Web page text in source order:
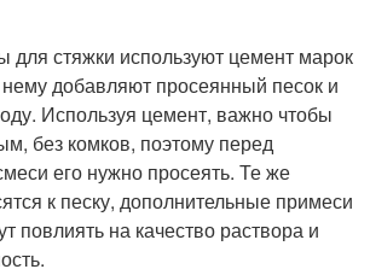
для стяжки используют цемент марок
добавляют просеянный песок и
Используя цемент, важно чтобы
без комков, поэтому перед
его нужно просеять. Те же
к песку, дополнительные примеси
повлиять на качество раствора и